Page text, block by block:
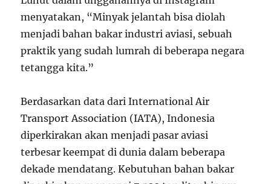
menyatakan, “Minyak jelantah bisa diolah
menjadi bahan bakar industri aviasi, sebuah
praktik yang sudah lumrah di beberapa negara
tetangga kita.”
Berdasarkan data dari International Air
Transport Association (IATA), Indonesia
diperkirakan akan menjadi pasar aviasi
terbesar keempat di dunia dalam beberapa
dekade mendatang. Kebutuhan bahan bakar